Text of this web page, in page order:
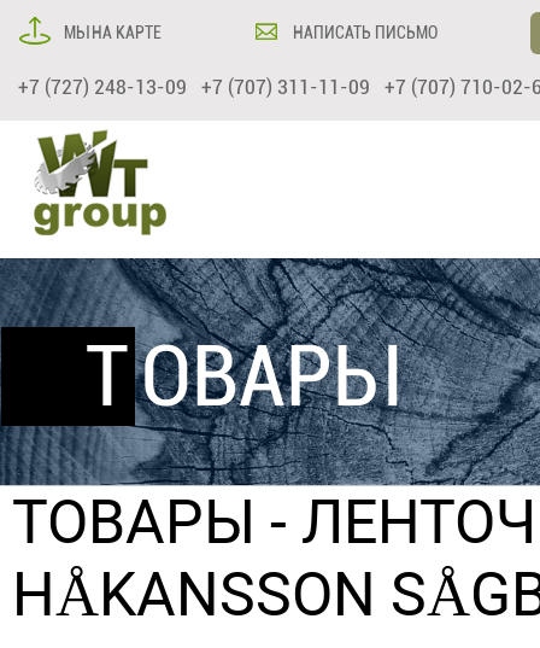
МЫ НА КАРТЕ НАПИСАТЬ ПИСЬМО
+7 (727) 248-13-09 +7 (707) 311-11-09 +7 (707) 710-02-
ТОВАРЫ
ТОВАРЫ -
HÅKANSSON